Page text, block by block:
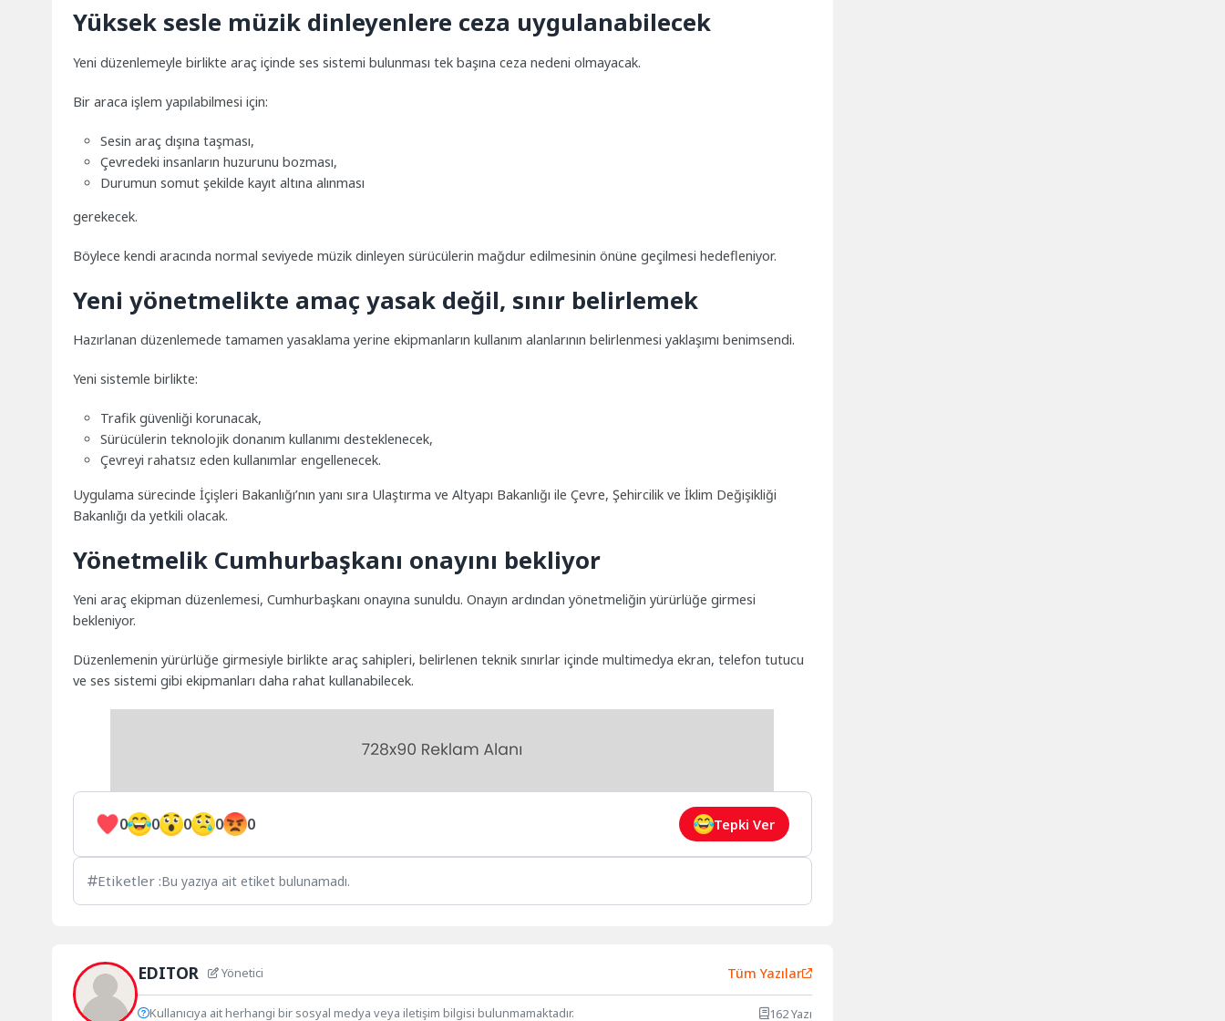
Yüksek sesle müzik dinleyenlere ceza uygulanabilecek
Yeni düzenlemeyle birlikte araç içinde ses sistemi bulunması tek başına ceza nedeni olmayacak.
Bir araca işlem yapılabilmesi için:
Sesin araç dışına taşması,
Çevredeki insanların huzurunu bozması,
Durumun somut şekilde kayıt altına alınması
gerekecek.
Böylece kendi aracında normal seviyede müzik dinleyen sürücülerin mağdur edilmesinin önüne geçilmesi hedefleniyor.
Yeni yönetmelikte amaç yasak değil, sınır belirlemek
Hazırlanan düzenlemede tamamen yasaklama yerine ekipmanların kullanım alanlarının belirlenmesi yaklaşımı benimsendi.
Yeni sistemle birlikte:
Trafik güvenliği korunacak,
Sürücülerin teknolojik donanım kullanımı desteklenecek,
Çevreyi rahatsız eden kullanımlar engellenecek.
Uygulama sürecinde İçişleri Bakanlığı’nın yanı sıra Ulaştırma ve Altyapı Bakanlığı ile Çevre, Şehircilik ve İklim Değişikliği
Bakanlığı da yetkili olacak.
Yönetmelik Cumhurbaşkanı onayını bekliyor
Yeni araç ekipman düzenlemesi, Cumhurbaşkanı onayına sunuldu. Onayın ardından yönetmeliğin yürürlüğe girmesi
bekleniyor.
Düzenlemenin yürürlüğe girmesiyle birlikte araç sahipleri, belirlenen teknik sınırlar içinde multimedya ekran, telefon tutucu
ve ses sistemi gibi ekipmanları daha rahat kullanabilecek.
0 0 0 0 0 Tepki Ver
Etiketler :Bu yazıya ait etiket bulunamadı.
EDITOR Yönetici Tüm Yazılar
Kullanıcıya ait herhangi bir sosyal medya veya iletişim bilgisi bulunmamaktadır. 162 Yazı